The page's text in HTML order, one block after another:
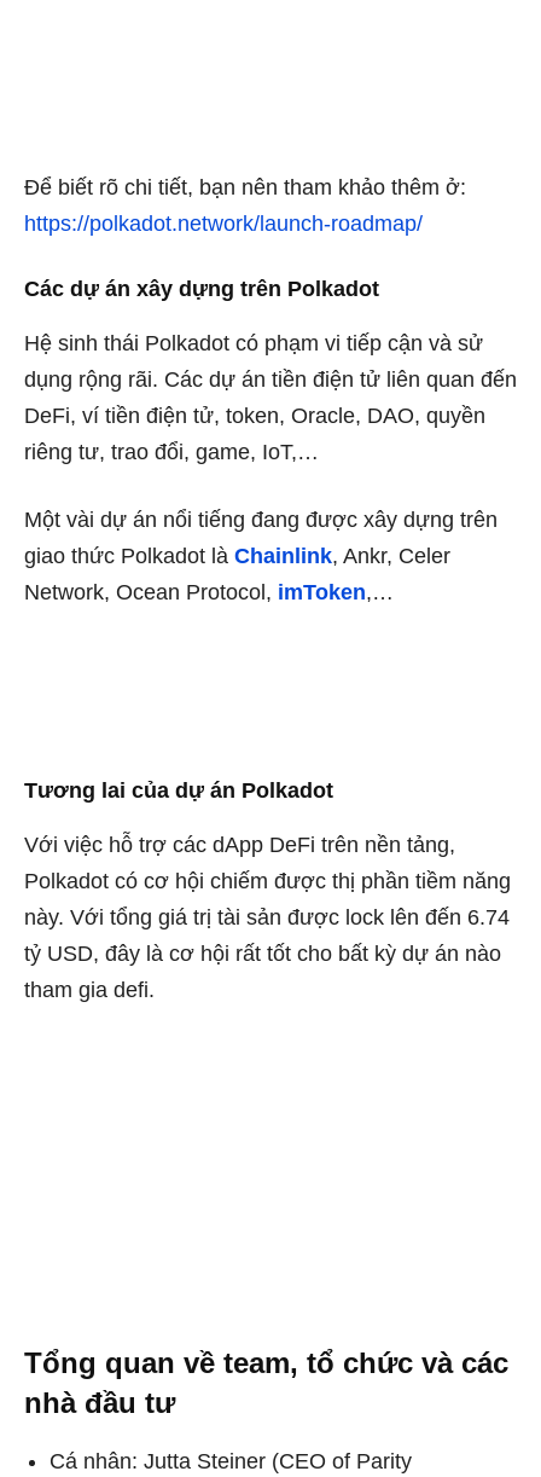
Để biết rõ chi tiết, bạn nên tham khảo thêm ở:
https://polkadot.network/launch-roadmap/
Các dự án xây dựng trên Polkadot
Hệ sinh thái Polkadot có phạm vi tiếp cận và sử
dụng rộng rãi. Các dự án tiền điện tử liên quan đến
DeFi, ví tiền điện tử, token, Oracle, DAO, quyền
riêng tư, trao đổi, game, IoT,…
Một vài dự án nổi tiếng đang được xây dựng trên
giao thức Polkadot là Chainlink, Ankr, Celer
Network, Ocean Protocol, imToken,…
Tương lai của dự án Polkadot
Với việc hỗ trợ các dApp DeFi trên nền tảng,
Polkadot có cơ hội chiếm được thị phần tiềm năng
này. Với tổng giá trị tài sản được lock lên đến 6.74
tỷ USD, đây là cơ hội rất tốt cho bất kỳ dự án nào
tham gia defi.
Tổng quan về team, tổ chức và các
nhà đầu tư
Cá nhân: Jutta Steiner (CEO of Parity